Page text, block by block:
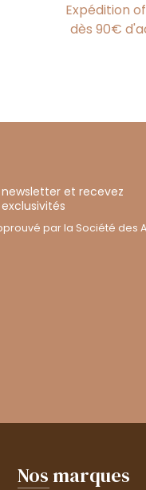
Expédition
dès 90€
et recevez
par la Société des
Nos marques